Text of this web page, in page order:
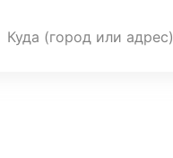
Куда (город или адрес)